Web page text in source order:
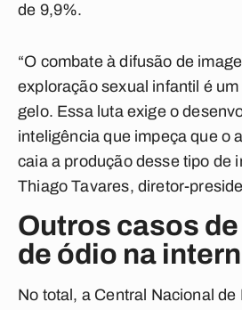
de 9,9%.
“O combate à difusão de
exploração sexual infantil é
gelo. Essa luta exige o
inteligência que impeça que o
caia a produção desse tipo de
Thiago Tavares, diretor-
Outros casos
de ódio na
No total, a Central Nacional de